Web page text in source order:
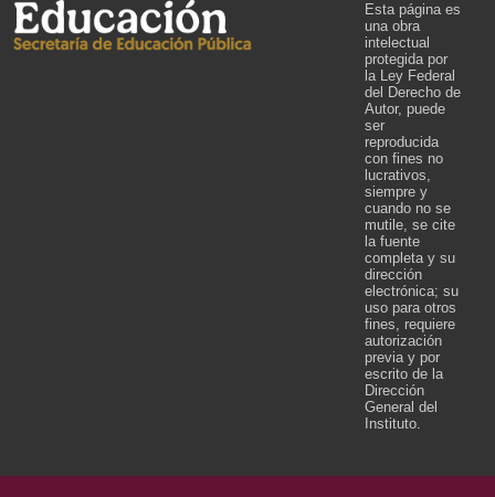
Esta página es
una obra
intelectual
protegida por
la Ley Federal
del Derecho de
Autor, puede
ser
reproducida
con fines no
lucrativos,
siempre y
cuando no se
mutile, se cite
la fuente
completa y su
dirección
electrónica; su
uso para otros
fines, requiere
autorización
previa y por
escrito de la
Dirección
General del
Instituto.